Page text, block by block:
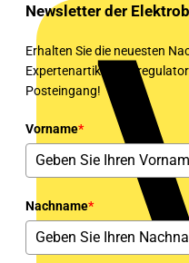
Newsletter der
Erhalten Sie die neuesten
Expertenartikel und
Posteingang!
Vorname*
Nachname*